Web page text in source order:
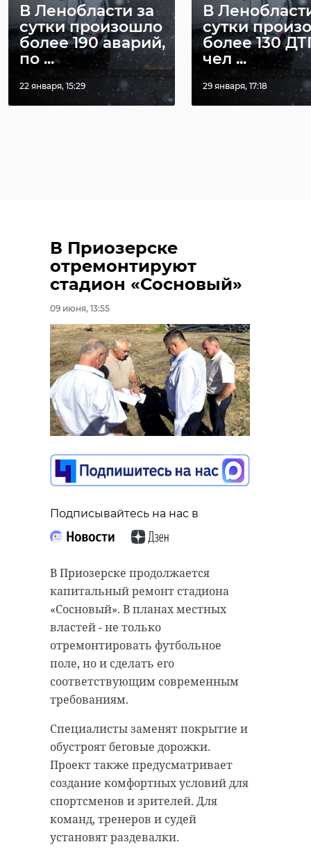
В Ленобласти за
сутки произошло
более 190 аварий,
по ...
22 января, 15:29
В
сутки
более 130
чел ...
29 января, 17:18
В Приозерске
отремонтируют
стадион «Сосновый»
09 июня, 13:55
Подписывайтесь на нас в
В Приозерске продолжается
капитальный ремонт стадиона
«Сосновый». В планах местных
властей - не только
отремонтировать футбольное
поле, но и сделать его
соответствующим современным
требованиям.
Специалисты заменят покрытие и
обустроят беговые дорожки.
Проект также предусматривает
создание комфортных условий для
спортсменов и зрителей. Для
команд, тренеров и судей
установят раздевалки.